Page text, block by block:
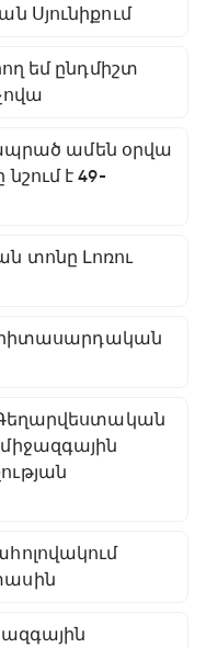
Սյունիքում
եմ ընդմիշտ
ամեն օրվա
է 49-
տոնը Լոռու